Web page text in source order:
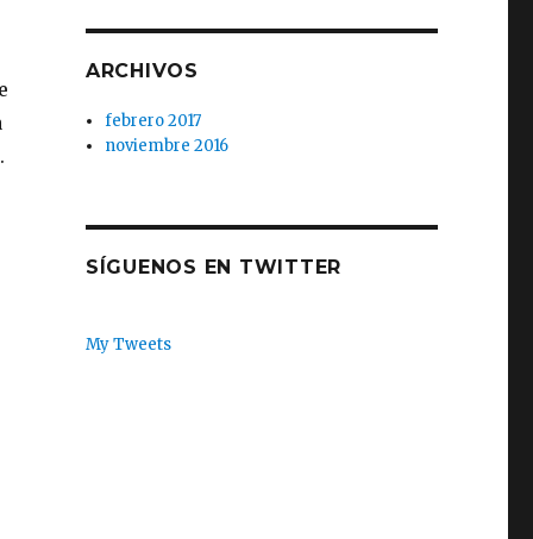
ARCHIVOS
febrero 2017
noviembre 2016
SÍGUENOS EN TWITTER
My Tweets